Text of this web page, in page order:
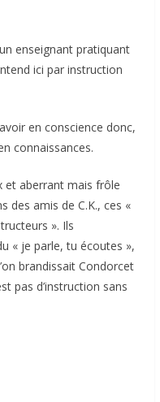
enseignant pratiquant
ici par instruction
en conscience donc,
connaissances.
et aberrant mais frôle
des amis de C.K., ces «
». Ils
« je parle, tu écoutes »,
brandissait Condorcet
pas d’instruction sans